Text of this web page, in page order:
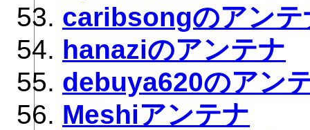
caribsongのアンテ
hanaziのアンテナ
debuya620のアン
Meshiアンテナ